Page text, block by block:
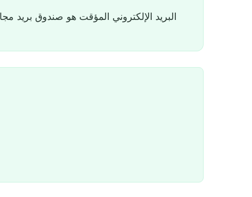
البريد الإلكتروني المؤقت هو صندوق بريد